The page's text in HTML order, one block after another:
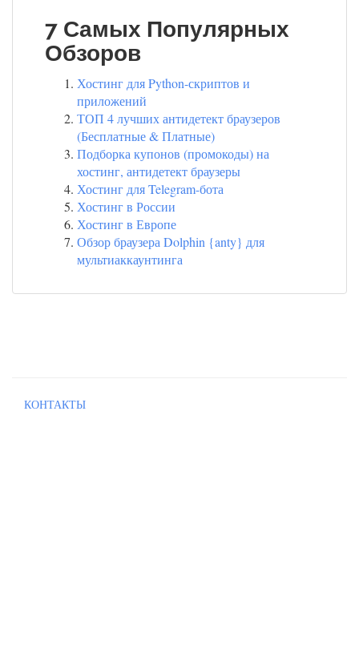
7 Самых Популярных
Обзоров
Хостинг для Python-скриптов и
приложений
ТОП 4 лучших антидетект браузеров
(Бесплатные & Платные)
Подборка купонов (промокоды) на
хостинг, антидетект браузеры
Хостинг для Telegram-бота
Хостинг в России
Хостинг в Европе
Обзор браузера Dolphin {anty} для
мультиаккаунтинга
КОНТАКТЫ